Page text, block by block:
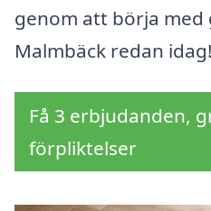
genom att börja med
Malmbäck redan idag!
Få 3 erbjudanden,
förpliktelser